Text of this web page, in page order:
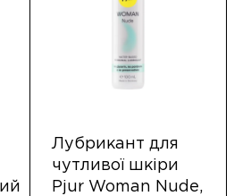
Лубрикант для
чутливої ​​шкіри
Pjur Woman Nude,